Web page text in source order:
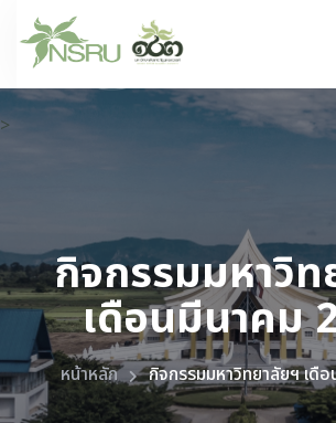
>
กิจกรรมมหาวิท
เดือนมีนาคม
หน้าหลัก กิจกรรมมหาวิทยาลัยฯ เดื